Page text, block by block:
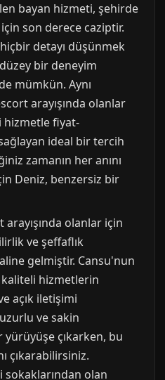
bayan hizmeti, şehirde
son derece caziptir.
detayı düşünmek
bir deneyim
mümkün. Aynı
arayışında olanlar
hizmetle fiyat-
ideal bir tercih
zamanın her anını
Deniz, benzersiz bir
olanlar için
ve şeffaflık
gelmiştir. Cansu'nun
hizmetlerin
açık iletişimi
ve sakin
çıkarken, bu
çıkarabilirsiniz.
sokaklarından olan